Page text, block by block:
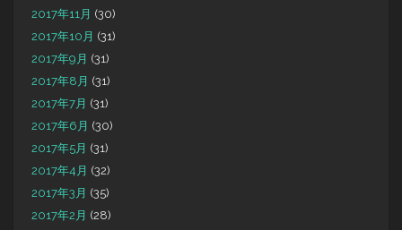
2017年11月 (30)
2017年10月 (31)
2017年9月 (31)
2017年8月 (31)
2017年7月 (31)
2017年6月 (30)
2017年5月 (31)
2017年4月 (32)
2017年3月 (35)
2017年2月 (28)